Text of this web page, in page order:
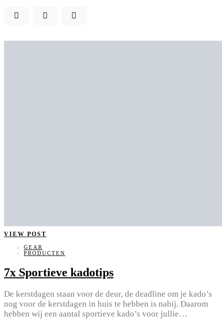
VIEW POST
GEAR
PRODUCTEN
7x Sportieve kadotips
De kerstdagen staan voor de deur, de deadline om je kado’s
nog voor de kerstdagen in huis te hebben is nabij. Daarom
hebben wij een aantal sportieve kado’s voor jullie…